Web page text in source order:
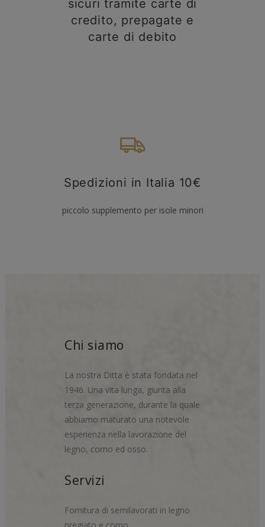
sicuri tramite carte di
credito, prepagate e
carte di debito
Spedizioni in Italia 10€
piccolo supplemento per isole minori
Chi siamo
La nostra Ditta è stata fondata nel
1946. Una vita lunga, giunta alla
terza generazione, durante la quale
abbiamo maturato una notevole
esperienza nella lavorazione del
legno, corno ed osso.
Servizi
Fornitura di semilavorati in legno